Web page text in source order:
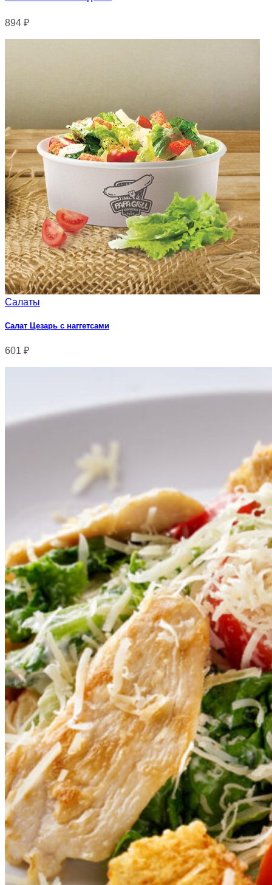
894 ₽
Салаты
Салат Цезарь с наггетсами
601 ₽